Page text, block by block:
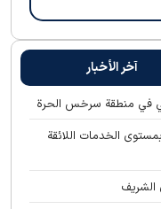
آخر الأخبار
في منطقة سرخس الحرة
الخدمات اللائقة
الشریف